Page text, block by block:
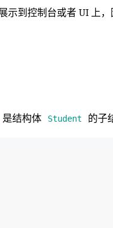
示到控制台或者 UI 上
是结构体 Student 的子